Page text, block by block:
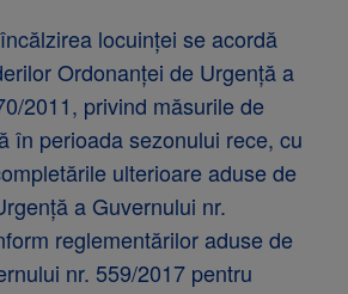
locuinței se acordă
Ordonanței de Urgență a
2011, privind măsurile de
în perioada sezonului rece, cu
ulterioare aduse de
a Guvernului nr.
reglementărilor aduse de
nr. 559/2017 pentru